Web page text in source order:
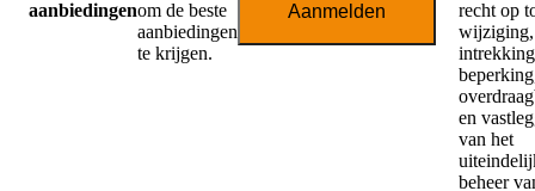
aanbiedingenom de beste
aanbiedingen
te krijgen.
Aanmelden
recht op
wijziging,
en
van het
beheer